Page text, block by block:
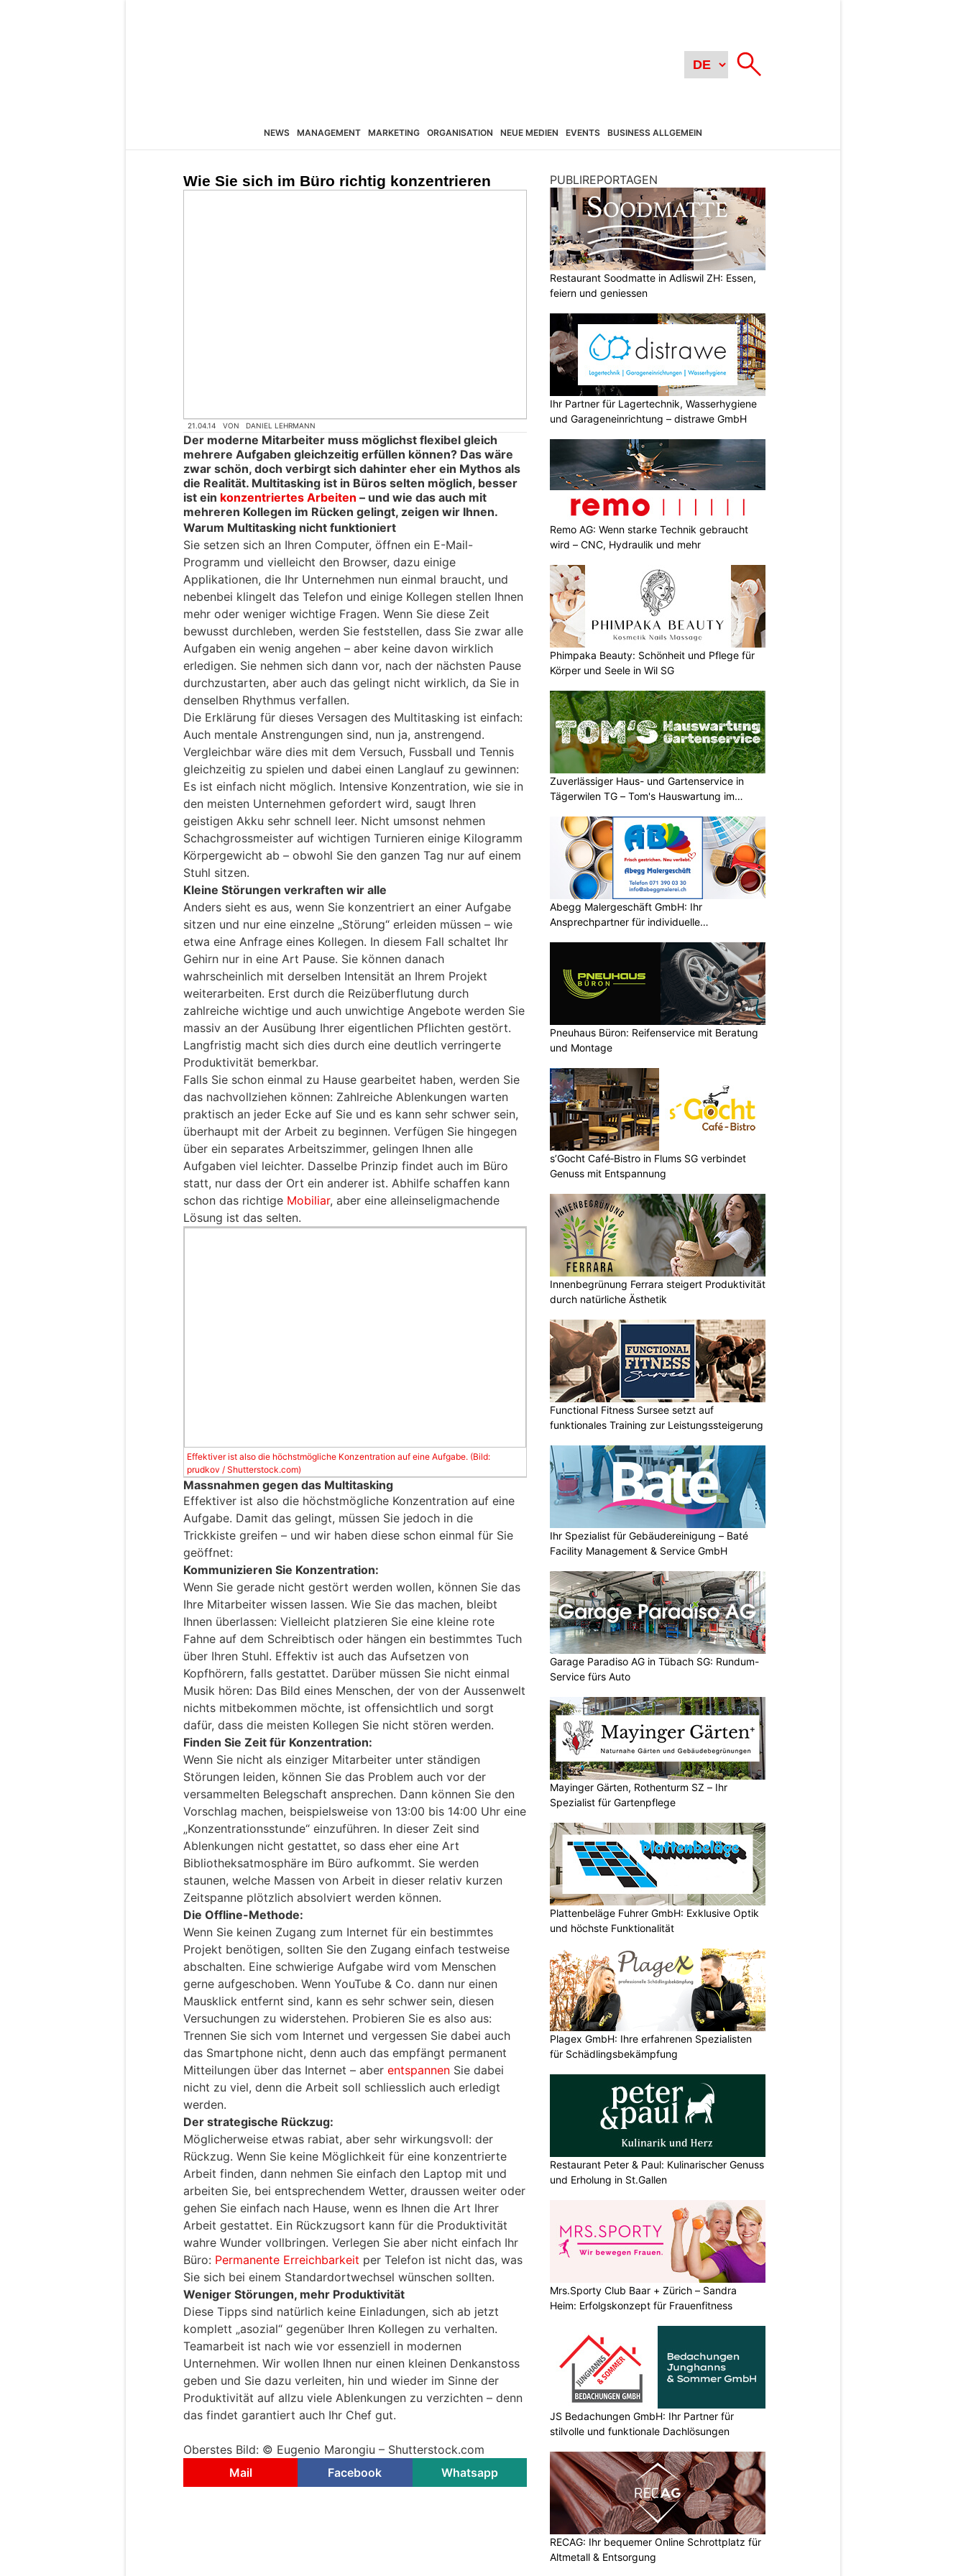
NEWS MANAGEMENT MARKETING ORGANISATION NEUE MEDIEN EVENTS BUSINESS ALLGEMEIN
Wie Sie sich im Büro richtig konzentrieren
21.04.14 VON DANIEL LEHRMANN
Der moderne Mitarbeiter muss möglichst flexibel gleich
mehrere Aufgaben gleichzeitig erfüllen können? Das wäre
zwar schön, doch verbirgt sich dahinter eher ein Mythos als
die Realität. Multitasking ist in Büros selten möglich, besser
ist ein konzentriertes Arbeiten – und wie das auch mit
mehreren Kollegen im Rücken gelingt, zeigen wir Ihnen.
Warum Multitasking nicht funktioniert
Sie setzen sich an Ihren Computer, öffnen ein E-Mail-
Programm und vielleicht den Browser, dazu einige
Applikationen, die Ihr Unternehmen nun einmal braucht, und
nebenbei klingelt das Telefon und einige Kollegen stellen Ihnen
mehr oder weniger wichtige Fragen. Wenn Sie diese Zeit
bewusst durchleben, werden Sie feststellen, dass Sie zwar alle
Aufgaben ein wenig angehen – aber keine davon wirklich
erledigen. Sie nehmen sich dann vor, nach der nächsten Pause
durchzustarten, aber auch das gelingt nicht wirklich, da Sie in
denselben Rhythmus verfallen.
Die Erklärung für dieses Versagen des Multitasking ist einfach:
Auch mentale Anstrengungen sind, nun ja, anstrengend.
Vergleichbar wäre dies mit dem Versuch, Fussball und Tennis
gleichzeitig zu spielen und dabei einen Langlauf zu gewinnen:
Es ist einfach nicht möglich. Intensive Konzentration, wie sie in
den meisten Unternehmen gefordert wird, saugt Ihren
geistigen Akku sehr schnell leer. Nicht umsonst nehmen
Schachgrossmeister auf wichtigen Turnieren einige Kilogramm
Körpergewicht ab – obwohl Sie den ganzen Tag nur auf einem
Stuhl sitzen.
Kleine Störungen verkraften wir alle
Anders sieht es aus, wenn Sie konzentriert an einer Aufgabe
sitzen und nur eine einzelne „Störung“ erleiden müssen – wie
etwa eine Anfrage eines Kollegen. In diesem Fall schaltet Ihr
Gehirn nur in eine Art Pause. Sie können danach
wahrscheinlich mit derselben Intensität an Ihrem Projekt
weiterarbeiten. Erst durch die Reizüberflutung durch
zahlreiche wichtige und auch unwichtige Angebote werden Sie
massiv an der Ausübung Ihrer eigentlichen Pflichten gestört.
Langfristig macht sich dies durch eine deutlich verringerte
Produktivität bemerkbar.
Falls Sie schon einmal zu Hause gearbeitet haben, werden Sie
das nachvollziehen können: Zahlreiche Ablenkungen warten
praktisch an jeder Ecke auf Sie und es kann sehr schwer sein,
überhaupt mit der Arbeit zu beginnen. Verfügen Sie hingegen
über ein separates Arbeitszimmer, gelingen Ihnen alle
Aufgaben viel leichter. Dasselbe Prinzip findet auch im Büro
statt, nur dass der Ort ein anderer ist. Abhilfe schaffen kann
schon das richtige Mobiliar, aber eine alleinseligmachende
Lösung ist das selten.
Effektiver ist also die höchstmögliche Konzentration auf eine Aufgabe. (Bild:
prudkov / Shutterstock.com)
Massnahmen gegen das Multitasking
Effektiver ist also die höchstmögliche Konzentration auf eine
Aufgabe. Damit das gelingt, müssen Sie jedoch in die
Trickkiste greifen – und wir haben diese schon einmal für Sie
geöffnet:
Kommunizieren Sie Konzentration:
Wenn Sie gerade nicht gestört werden wollen, können Sie das
Ihre Mitarbeiter wissen lassen. Wie Sie das machen, bleibt
Ihnen überlassen: Vielleicht platzieren Sie eine kleine rote
Fahne auf dem Schreibtisch oder hängen ein bestimmtes Tuch
über Ihren Stuhl. Effektiv ist auch das Aufsetzen von
Kopfhörern, falls gestattet. Darüber müssen Sie nicht einmal
Musik hören: Das Bild eines Menschen, der von der Aussenwelt
nichts mitbekommen möchte, ist offensichtlich und sorgt
dafür, dass die meisten Kollegen Sie nicht stören werden.
Finden Sie Zeit für Konzentration:
Wenn Sie nicht als einziger Mitarbeiter unter ständigen
Störungen leiden, können Sie das Problem auch vor der
versammelten Belegschaft ansprechen. Dann können Sie den
Vorschlag machen, beispielsweise von 13:00 bis 14:00 Uhr eine
„Konzentrationsstunde“ einzuführen. In dieser Zeit sind
Ablenkungen nicht gestattet, so dass eher eine Art
Bibliotheksatmosphäre im Büro aufkommt. Sie werden
staunen, welche Massen von Arbeit in dieser relativ kurzen
Zeitspanne plötzlich absolviert werden können.
Die Offline-Methode:
Wenn Sie keinen Zugang zum Internet für ein bestimmtes
Projekt benötigen, sollten Sie den Zugang einfach testweise
abschalten. Eine schwierige Aufgabe wird vom Menschen
gerne aufgeschoben. Wenn YouTube & Co. dann nur einen
Mausklick entfernt sind, kann es sehr schwer sein, diesen
Versuchungen zu widerstehen. Probieren Sie es also aus:
Trennen Sie sich vom Internet und vergessen Sie dabei auch
das Smartphone nicht, denn auch das empfängt permanent
Mitteilungen über das Internet – aber entspannen Sie dabei
nicht zu viel, denn die Arbeit soll schliesslich auch erledigt
werden.
Der strategische Rückzug:
Möglicherweise etwas rabiat, aber sehr wirkungsvoll: der
Rückzug. Wenn Sie keine Möglichkeit für eine konzentrierte
Arbeit finden, dann nehmen Sie einfach den Laptop mit und
arbeiten Sie, bei entsprechendem Wetter, draussen weiter oder
gehen Sie einfach nach Hause, wenn es Ihnen die Art Ihrer
Arbeit gestattet. Ein Rückzugsort kann für die Produktivität
wahre Wunder vollbringen. Verlegen Sie aber nicht einfach Ihr
Büro: Permanente Erreichbarkeit per Telefon ist nicht das, was
Sie sich bei einem Standardortwechsel wünschen sollten.
Weniger Störungen, mehr Produktivität
Diese Tipps sind natürlich keine Einladungen, sich ab jetzt
komplett „asozial“ gegenüber Ihren Kollegen zu verhalten.
Teamarbeit ist nach wie vor essenziell in modernen
Unternehmen. Wir wollen Ihnen nur einen kleinen Denkanstoss
geben und Sie dazu verleiten, hin und wieder im Sinne der
Produktivität auf allzu viele Ablenkungen zu verzichten – denn
das findet garantiert auch Ihr Chef gut.
Oberstes Bild: © Eugenio Marongiu – Shutterstock.com
Mail
Facebook Whatsapp
PUBLIREPORTAGEN
Restaurant Soodmatte in Adliswil ZH: Essen,
feiern und geniessen
Ihr Partner für Lagertechnik, Wasserhygiene
und Garageneinrichtung – distrawe GmbH
Remo AG: Wenn starke Technik gebraucht
wird – CNC, Hydraulik und mehr
Phimpaka Beauty: Schönheit und Pflege für
Körper und Seele in Wil SG
Zuverlässiger Haus- und Gartenservice in
Tägerwilen TG – Tom's Hauswartung im
Abegg Malergeschäft GmbH: Ihr
Ansprechpartner für individuelle
Pneuhaus Büron: Reifenservice mit Beratung
und Montage
s’Gocht Café‑Bistro in Flums SG verbindet
Genuss mit Entspannung
Innenbegrünung Ferrara steigert Produktivität
durch natürliche Ästhetik
Functional Fitness Sursee setzt auf
funktionales Training zur Leistungssteigerung
Ihr Spezialist für Gebäudereinigung – Baté
Facility Management & Service GmbH
Garage Paradiso AG in Tübach SG: Rundum-
Service fürs Auto
Mayinger Gärten, Rothenturm SZ – Ihr
Spezialist für Gartenpflege
Plattenbeläge Fuhrer GmbH: Exklusive Optik
und höchste Funktionalität
Plagex GmbH: Ihre erfahrenen Spezialisten
für Schädlingsbekämpfung
Restaurant Peter & Paul: Kulinarischer Genuss
und Erholung in St.Gallen
Mrs.Sporty Club Baar + Zürich – Sandra
Heim: Erfolgskonzept für Frauenfitness
JS Bedachungen GmbH: Ihr Partner für
stilvolle und funktionale Dachlösungen
RECAG: Ihr bequemer Online Schrottplatz für
Altmetall & Entsorgung